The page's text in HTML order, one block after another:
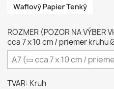
Waflový Papier Tenký
ROZMER (POZOR NA VÝBER
cca 7 x 10 cm / priemer kruhu
TVAR: Kruh